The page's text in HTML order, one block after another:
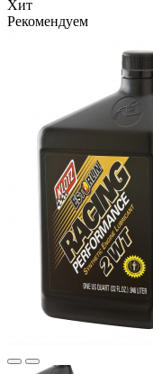
Хит
Рекомендуем